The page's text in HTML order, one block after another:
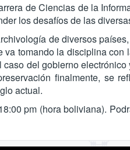
de Ciencias de la
los desafíos de las
de diversos
tomando la disciplina
del gobierno
finalmente, se
actual.
pm (hora boliviana).